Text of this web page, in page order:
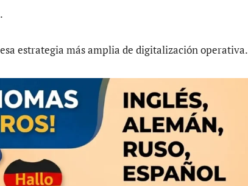
estrategia más amplia de digitalización operativa.